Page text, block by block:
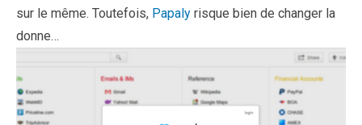
sur le même. Toutefois, Papaly risque bien de changer la
donne…